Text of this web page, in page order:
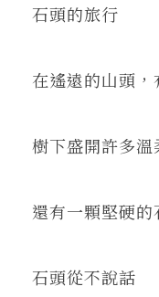
東華風景
石頭的旅行
在遙遠的山頭，
樹下盛開許多溫
還有一顆堅硬的
石頭從不說話